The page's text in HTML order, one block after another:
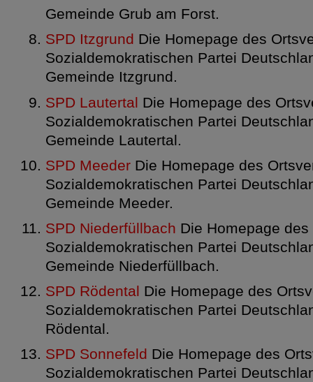
Gemeinde Grub am Forst.
SPD Itzgrund Die Homepage des
Sozialdemokratischen Partei
Gemeinde Itzgrund.
SPD Lautertal Die Homepage des
Sozialdemokratischen Partei
Gemeinde Lautertal.
SPD Meeder Die Homepage des
Sozialdemokratischen Partei
Gemeinde Meeder.
SPD Niederfüllbach Die Homepage
Sozialdemokratischen Partei
Gemeinde Niederfüllbach.
SPD Rödental Die Homepage des
Sozialdemokratischen Partei
Rödental.
SPD Sonnefeld Die Homepage des
Sozialdemokratischen Partei